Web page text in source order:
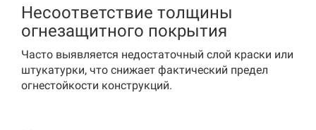
Несоответствие толщины
огнезащитного покрытия
Часто выявляется недостаточный слой краски или
штукатурки, что снижает фактический предел
огнестойкости конструкций.